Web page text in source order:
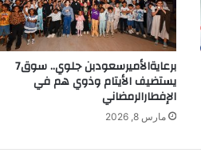
برعايةالأميرسعودبن جلوي.. سوق7
يستضيف الأيتام وذوي هم في
الإفطارالرمضاني
مارس 8, 2026